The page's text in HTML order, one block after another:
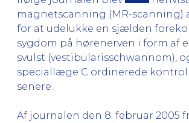
magnetscanning (MR-scanning)
for at udelukke en sjælden
sygdom på hørenerven i form af
svulst (vestibularisschwannom),
speciallæge C ordinerede kontrol
senere.
Af journalen den 8. februar 2005